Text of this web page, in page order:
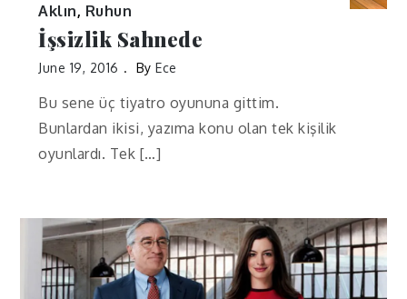
Aklın, Ruhun
İşsizlik Sahnede
June 19, 2016 ByEce
Bu sene üç tiyatro oyununa gittim.
Bunlardan ikisi, yazıma konu olan tek kişilik
oyunlardı. Tek […]